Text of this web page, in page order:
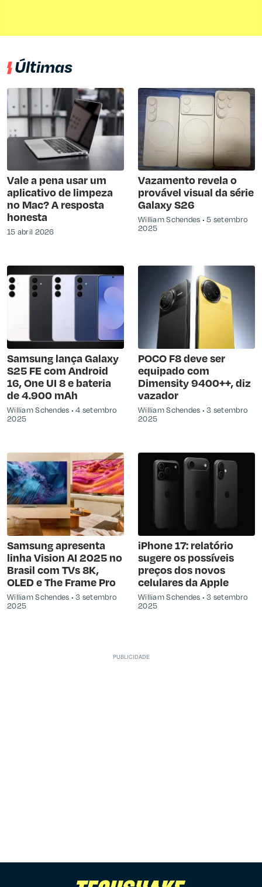
Últimas
Vale a pena usar um
aplicativo de limpeza
no Mac? A resposta
honesta
15 abril 2026
Vazamento revela o
provável visual da série
Galaxy S26
William Schendes
5 setembro
2025
Samsung lança Galaxy
S25 FE com Android
16, One UI 8 e bateria
de 4.900 mAh
William Schendes
4 setembro
2025
POCO F8 deve ser
equipado com
Dimensity 9400++, diz
vazador
William Schendes
3 setembro
2025
Samsung apresenta
linha Vision AI 2025 no
Brasil com TVs 8K,
OLED e The Frame Pro
William Schendes
3 setembro
2025
iPhone 17: relatório
sugere os possíveis
preços dos novos
celulares da Apple
William Schendes
3 setembro
2025